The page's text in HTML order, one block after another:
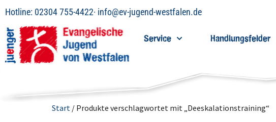
Hotline: 02304 755-4422· info@ev-jugend-westfalen.de
Service Handlungsfelder
Start / Produkte verschlagwortet mit „Deeskalationstraining“